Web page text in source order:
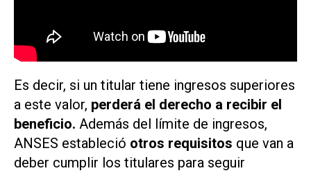
Es decir, si un titular tiene ingresos superiores
a este valor, perderá el derecho a recibir el
beneficio. Además del límite de ingresos,
ANSES estableció otros requisitos que van a
deber cumplir los titulares para seguir